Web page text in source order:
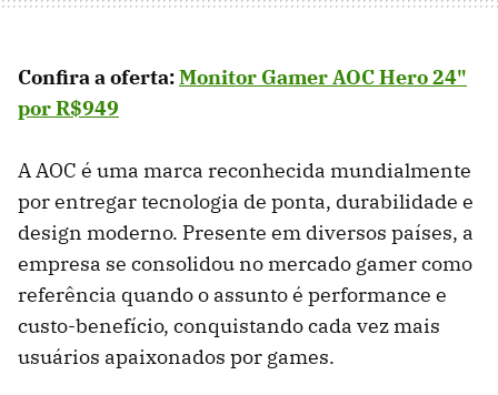
Confira a oferta:Monitor Gamer AOC Hero 24"
por R$949
A AOC é uma marca reconhecida mundialmente
por entregar tecnologia de ponta, durabilidade e
design moderno. Presente em diversos países, a
empresa se consolidou no mercado gamer como
referência quando o assunto é performance e
custo-benefício, conquistando cada vez mais
usuários apaixonados por games.